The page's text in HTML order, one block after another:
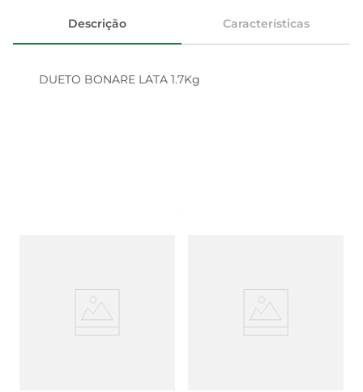
Descrição Características
DUETO BONARE LATA 1.7Kg